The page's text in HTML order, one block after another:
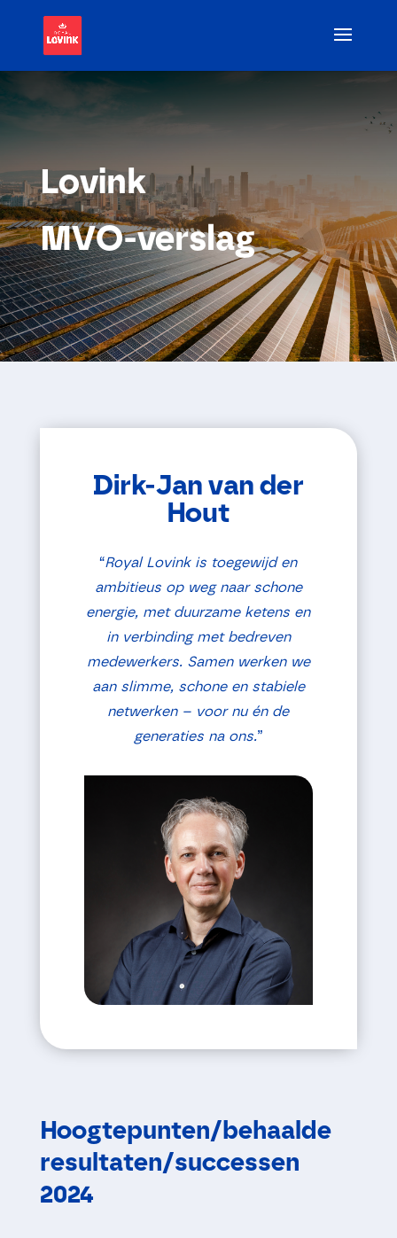
Lovink
MVO-verslag
Dirk-Jan van der
Hout
“Royal Lovink is toegewijd en
ambitieus op weg naar schone
energie, met duurzame ketens en
in verbinding met bedreven
medewerkers. Samen werken we
aan slimme, schone en stabiele
netwerken – voor nu én de
generaties na ons.”
Hoogtepunten/behaalde
resultaten/successen
2024